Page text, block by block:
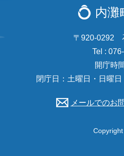
内灘
〒920-0292
Tel :
開庁時
閉庁日：土曜日・日曜
メールでのお